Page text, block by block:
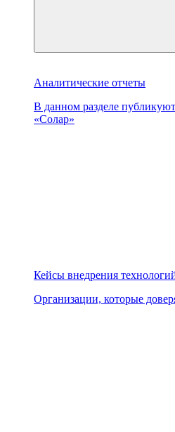
Аналитические отчеты
В данном разделе
«Солар»
Кейсы внедрения
Организации, которые